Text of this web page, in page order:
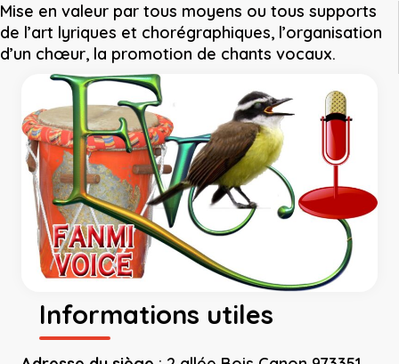
Mise en valeur par tous moyens ou tous supports
de l’art lyriques et chorégraphiques, l’organisation
d’un chœur, la promotion de chants vocaux.
Informations utiles